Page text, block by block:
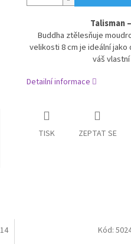
Talisman
Buddha ztělesňuje
velikosti 8 cm je ideální
váš
Detailní informace
TISK ZEPTAT SE
Kód: